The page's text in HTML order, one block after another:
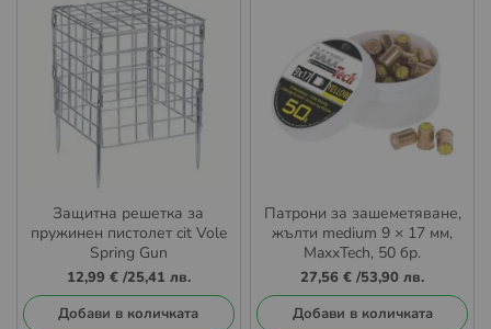
Защитна решетка за
пружинен пистолет cit Vole
Spring Gun
12,99 €/25,41 лв.
Добави в количката
Патрони за зашеметяване,
жълти medium 9 × 17 мм,
MaxxTech, 50 бр.
27,56 € /53,90 лв.
Добави в количката